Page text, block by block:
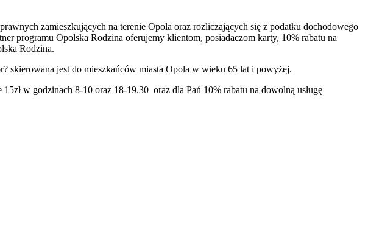
zamieszkujących na terenie Opola oraz rozliczających się z podatku dochodowego
programu Opolska Rodzina oferujemy klientom, posiadaczom karty, 10% rabatu na
Rodzina.
skierowana jest do mieszkańców miasta Opola w wieku 65 lat i powyżej.
w godzinach 8-10 oraz 18-19.30 oraz dla Pań 10% rabatu na dowolną usługę